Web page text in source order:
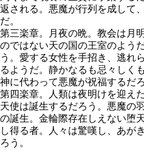
返される。悪魔が行列を成して
だ。
第三楽章。月夜の晩。教会は月
のではない天の国の王室のよう
う。愛する女性を手招き、逃れ
るようだ。静かなるも忌々しく
神に代わって悪魔が祝福するだろ
第四楽章。人類は夜明けを迎え
天使は誕生するだろう。悪魔の
の誕生。金輪際存在しえない堕
し得る者。人々は驚嘆し、あが
ろう。